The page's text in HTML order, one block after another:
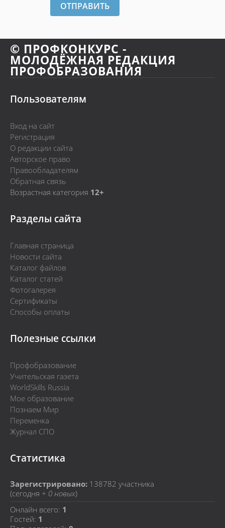
ОТПРАВИТЬ
© ПРОФКОНКУРС -
МОЛОДЁЖНАЯ РЕДАКЦИЯ
ПРОФОБРАЗОВАНИЯ
Пользователям
Вход на сайт
Регистрация
О редакции сайта
Авторское право
Правообладателям
Обратная связь
Возрастная категория 12+
Разделы сайта
Главная страница
Новости сайта
Каталог файлов
Каталог статей
Фотогалерея
Сертификаты
Способы оплаты
Полезные ссылки
Профобразование
Учительская газета
WorldSkills Russia
Мое образование
Познаем Мир
Переменка
Журнал СПО
Статистика
Зарегистрировано: 138782 участника
(сегодня + 0 новых)
Онлайн всего: 1
Гостей: 1